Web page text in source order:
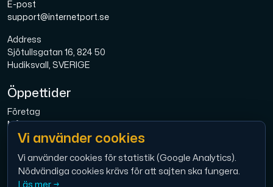
En enkel lösning för att hantera dina domäner och
Nätverksverktyg
Verktyg för att testa prestanda och nätverk (Looking
E-post
support@internetport.se
Address
Sjötullsgatan 16, 824 50
Hudiksvall, SVERIGE
Öppettider
Företag
Mån-Fre: 08.00-16.00
Bredband
Mån-Fre: 08.00-16.00
Ekonomi
Vi använder cookies
Vi använder cookies för statistik (Google Analytics).
Nödvändiga cookies krävs för att sajten ska fungera.
Läs mer →